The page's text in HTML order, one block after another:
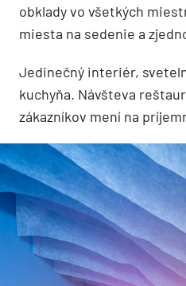
obklady vo všetkých
miesta na sedenie a
Jedinečný interiér,
kuchyňa. Návšteva
zákazníkov mení na